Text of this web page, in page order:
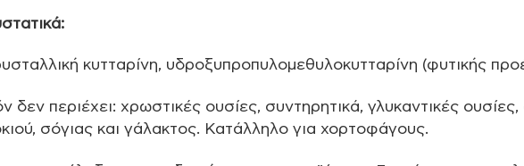
κυτταρίνη, υδροξυπροπυλομεθυλοκυτταρίνη (φυτικής
δεν περιέχει: χρωστικές ουσίες, συντηρητικά, γλυκαντικές
σόγιας και γάλακτος. Κατάλληλο για χορτοφάγους.